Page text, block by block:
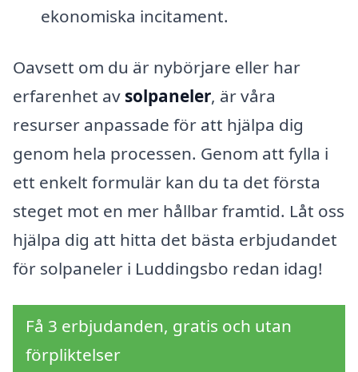
ekonomiska incitament.
Oavsett om du är nybörjare eller har
erfarenhet av solpaneler, är våra
resurser anpassade för att hjälpa dig
genom hela processen. Genom att fylla i
ett enkelt formulär kan du ta det första
steget mot en mer hållbar framtid. Låt oss
hjälpa dig att hitta det bästa erbjudandet
för solpaneler i Luddingsbo redan idag!
Få 3 erbjudanden, gratis och utan
förpliktelser